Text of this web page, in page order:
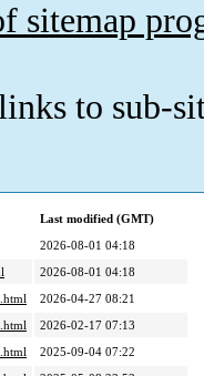
sitemap
to sub-
Last modified (GMT)
2026-08-01 04:18
2026-08-01 04:18
2026-04-27 08:21
2026-02-17 07:13
2025-09-04 07:22